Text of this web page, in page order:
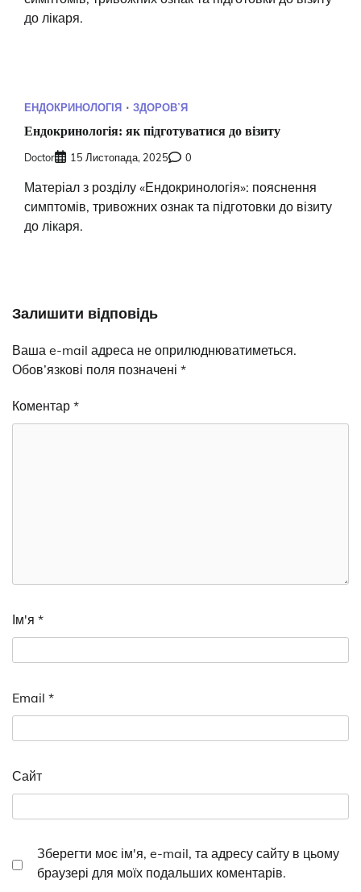
до лікаря.
ЕНДОКРИНОЛОГІЯ ЗДОРОВʼЯ
Ендокринологія: як підготуватися до візиту
Doctor 15 Листопада, 2025 0
Матеріал з розділу «Ендокринологія»: пояснення
симптомів, тривожних ознак та підготовки до візиту
до лікаря.
Залишити відповідь
Ваша e-mail адреса не оприлюднюватиметься.
Обов’язкові поля позначені *
Коментар *
Ім'я *
Email *
Сайт
Зберегти моє ім'я, e-mail, та адресу сайту в цьому
браузері для моїх подальших коментарів.